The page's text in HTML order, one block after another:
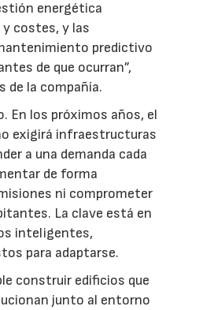
energética
costes, y las
predictivo
de que ocurran”,
de la compañía.
En los próximos años, el
exigirá infraestructuras
a una demanda cada
de forma
ni comprometer
La clave está en
inteligentes,
para adaptarse.
construir edificios que
junto al entorno